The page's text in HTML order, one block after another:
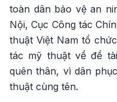
toàn dân bảo vệ an
Nội, Cục Công tác
thuật Việt Nam tổ
tác mỹ thuật về đề
quên thân, vì dân
thuật cùng tên.